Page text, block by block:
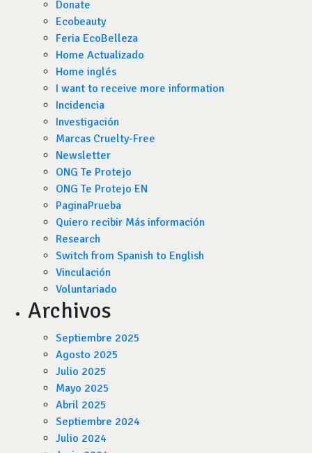
Donate
Ecobeauty
Feria EcoBelleza
Home Actualizado
Home inglés
I want to receive more information
Incidencia
Investigación
Marcas Cruelty-Free
Newsletter
ONG Te Protejo
ONG Te Protejo EN
PaginaPrueba
Quiero recibir Más información
Research
Switch from Spanish to English
Vinculación
Voluntariado
Archivos
Septiembre 2025
Agosto 2025
Julio 2025
Mayo 2025
Abril 2025
Septiembre 2024
Julio 2024